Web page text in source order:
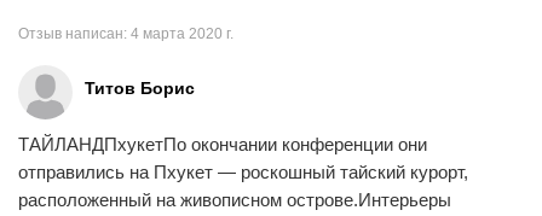
Отзыв написан: 4 марта 2020 г.
Титов Борис
ТАЙЛАНДПхукетПо окончании конференции они
отправились на Пхукет — роскошный тайский курорт,
расположенный на живописном острове.Интерьеры